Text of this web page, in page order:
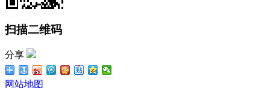
扫描二维码
分享
网站地图